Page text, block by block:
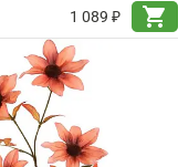
1 089 ₽
shopping_cart